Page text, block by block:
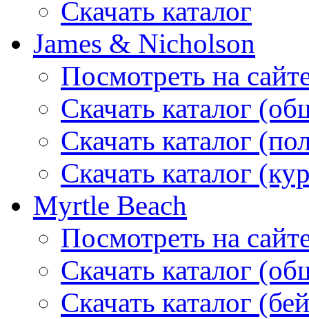
Скачать каталог
James & Nicholson
Посмотреть на
Скачать каталог
Скачать каталог
Скачать каталог
Myrtle Beach
Посмотреть на
Скачать каталог
Скачать каталог